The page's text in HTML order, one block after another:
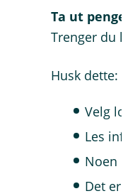
Ta ut
Trenger du
Husk dette:
Velg
Les
Noen
Det